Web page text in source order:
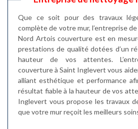
Que ce soit pour des travaux
complète de votre mur, l’entreprise
Nord Artois couverture est en
prestations de qualité dotées d’un
hauteur de vos attentes.
couverture à Saint Inglevert vous
alliant esthétique et performance
résultat fiable à la hauteur de vos
Inglevert vous propose les travaux
que votre mur reçoit les meilleurs